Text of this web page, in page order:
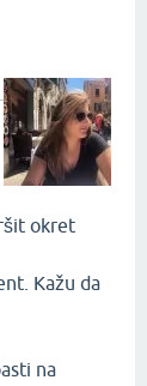
okret
Kažu da
na